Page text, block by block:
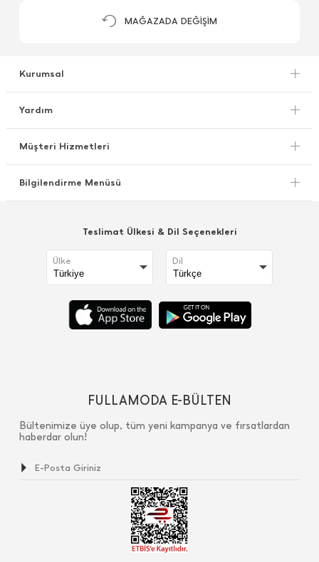
MAĞAZADA DEĞİŞİM
Kurumsal
Yardım
Müşteri Hizmetleri
Bilgilendirme Menüsü
Teslimat Ülkesi & Dil Seçenekleri
Ülke Dil
FULLAMODA E-BÜLTEN
Bültenimize üye olup, tüm yeni kampanya ve fırsatlardan
haberdar olun!